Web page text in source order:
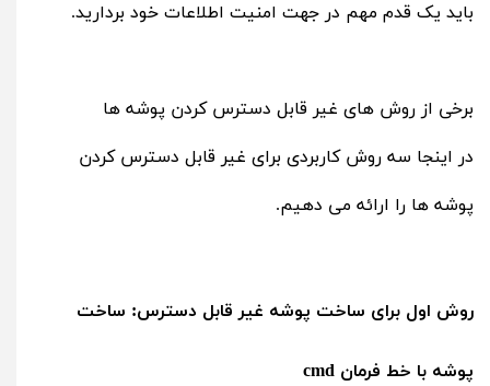
باید یک قدم مهم در جهت امنیت اطلاعات خود بردارید.
برخی از روش های غیر قابل دسترس کردن پوشه ها
در اینجا سه روش کاربردی برای غیر قابل دسترس کردن
پوشه ها را ارائه می دهیم.
روش اول برای ساخت پوشه غیر قابل دسترس: ساخت
پوشه با خط فرمان cmd